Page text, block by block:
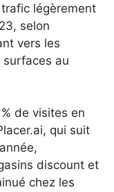
légèrement
selon
vers les
surfaces au
de visites en
qui suit
discount et
chez les